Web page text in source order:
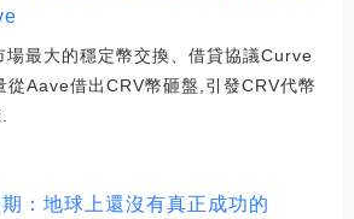
最大的穩定幣交換、借貸協議Curve
從Aave借出CRV幣砸盤,引發CRV代幣
：地球上還沒有真正成功的